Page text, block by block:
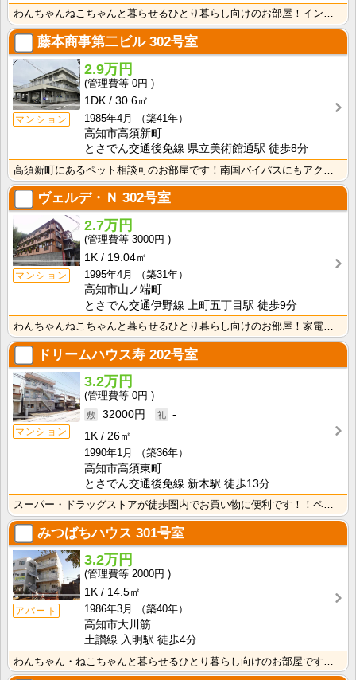
わんちゃんねこちゃんと暮らせるひとり暮らし向けのお部屋！インターネット月額接続使用無料なので、月々の･･･
藤本商事第二ビル302号室
マンション
2.9万円
0円
1DK
30.6㎡
1985年4月
（築41年）
高知市高須新町
とさでん交通後免線 県立美術館通駅 徒歩8分
ヴェルデ・Ｎ 302号室
マンション
2.7万円
3000円
1K
19.04㎡
1995年4月
（築31年）
高知市山ノ端町
とさでん交通伊野線 上町五丁目駅 徒歩9分
ドリームハウス寿 202号室
マンション
3.2万円
0円
32000円
-
1K
26㎡
1990年1月
（築36年）
高知市高須東町
とさでん交通後免線 新木駅 徒歩13分
みつばちハウス 301号室
アパート
3.2万円
2000円
1K
14.5㎡
1986年3月
（築40年）
高知市大川筋
土讃線 入明駅 徒歩4分